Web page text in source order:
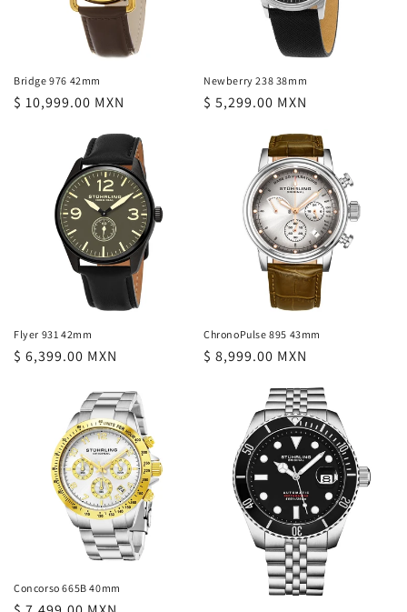
Bridge 976 42mm
Precio
$ 10,999.00 MXN
Newberry 238 38mm
Precio
$ 5,299.00 MXN
Flyer 931 42mm
Precio
$ 6,399.00 MXN
ChronoPulse 895 43mm
Precio
$ 8,999.00 MXN
Concorso 665B 40mm